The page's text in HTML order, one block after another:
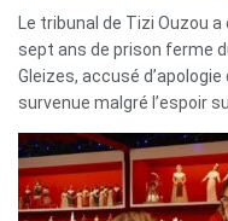
Le tribunal de Tizi Ouzou
sept ans de prison ferme
Gleizes, accusé
survenue malgré l’espoir